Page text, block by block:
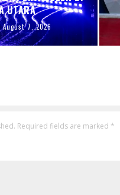
UTARA
August 7, 2026
Required fields are marked *